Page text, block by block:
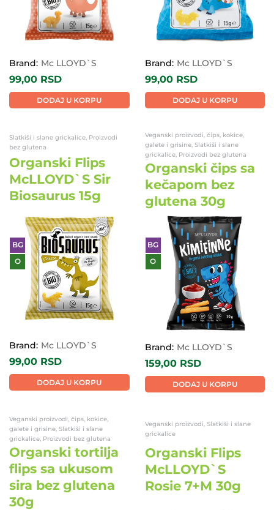
Brand: Mc LLOYD`S
99,00 RSD
DODAJ U KORPU
Brand: Mc LLOYD`S
99,00 RSD
DODAJ U KORPU
Slatkiši i slane grickalice, Proizvodi
bez glutena
Organski Flips
McLLOYD`S Sir
Biosaurus 15g
BG
O
Brand: Mc LLOYD`S
99,00 RSD
DODAJ U KORPU
Veganski proizvodi, čips, kokice,
galete i grisine, Slatkiši i slane
grickalice, Proizvodi bez glutena
Organski čips sa
kečapom bez
glutena 30g
BG
O
Brand: Mc LLOYD`S
159,00 RSD
DODAJ U KORPU
Veganski proizvodi, čips, kokice,
galete i grisine, Slatkiši i slane
grickalice, Proizvodi bez glutena
Organski tortilja
flips sa ukusom
sira bez glutena
30g
Veganski proizvodi, Slatkiši i slane
grickalice
Organski Flips
McLLOYD`S
Rosie 7+M 30g